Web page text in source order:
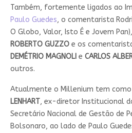
Também, fortemente ligados ao
Paulo Guedes, o comentarista
O Globo, Valor, Isto É e Jovem
ROBERTO GUZZOe os
DEMÉTRIO MAGNOLI e CARLOS
outros.
Atualmente o Millenium tem como
LENHART, ex-diretor Institucional
Secretário Nacional de Gestão de
Bolsonaro, ao lado de Paulo